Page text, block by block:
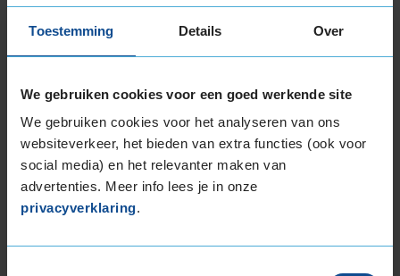
Toestemming Details Over
We gebruiken cookies voor een goed werkende site
We gebruiken cookies voor het analyseren van ons
websiteverkeer, het bieden van extra functies (ook voor
social media) en het relevanter maken van
advertenties. Meer info lees je in onze
privacyverklaring.
72
ABC
Deze band is beoordeeld met het EU